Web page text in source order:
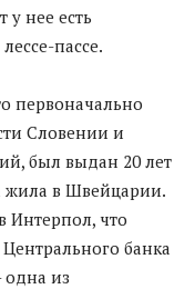
нее есть
пассе.
первоначально
Словении и
был выдан 20 лет
жила в Швейцарии.
Интерпол, что
банка
одна из